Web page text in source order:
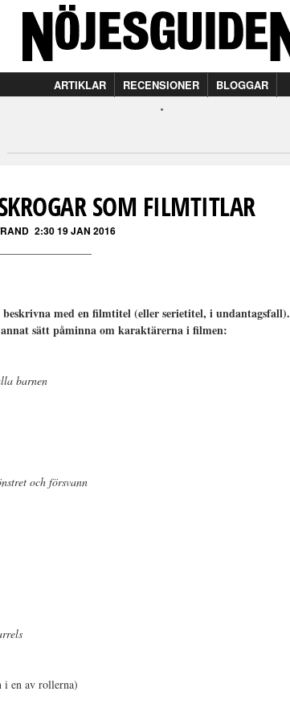
ARTIKLAR RECENSIONER BLOGGAR
SOM FILMTITLAR
2:30 19 JAN 2016
med en filmtitel (eller serietitel, i undantagsfall).
sätt påminna om karaktärerna i filmen:
barnen
och försvann
i en av rollerna)